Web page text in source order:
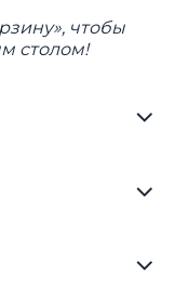
чтобы
столом!